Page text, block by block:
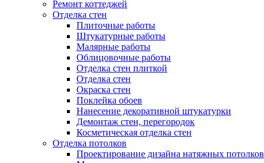
Ремонт коттеджей
Отделка стен
Плиточные работы
Штукатурные работы
Малярные работы
Облицовочные работы
Отделка стен плиткой
Отделка стен
Окраска стен
Поклейка обоев
Нанесение декоративной штукатурки
Демонтаж стен, перегородок
Косметическая отделка стен
Отделка потолков
Проектирование дизайна натяжных потолков